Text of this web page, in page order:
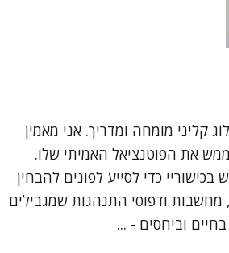
קליני מומחה ומדריך. אני מאמין
את הפוטנציאל האמיתי שלו.
כדי לסייע לפונים להבחין
ודפוסי התנהגות שמגבילים
וביחסים - ...